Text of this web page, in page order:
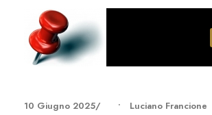
10 Giugno 2025 • Luciano Francione